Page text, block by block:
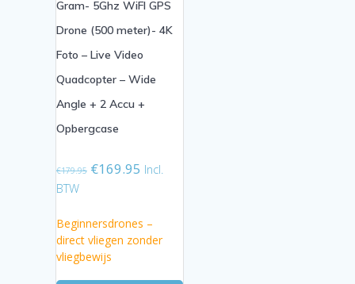
Gram- 5Ghz WiFI GPS
Drone (500 meter)- 4K
Foto – Live Video
Quadcopter – Wide
Angle + 2 Accu +
Opbergcase
€179.95 Oorspronkelijke
€179.95.
€169.95 Huidige
€169.95.
Incl.
BTW
Beginnersdrones –
direct vliegen zonder
vliegbewijs